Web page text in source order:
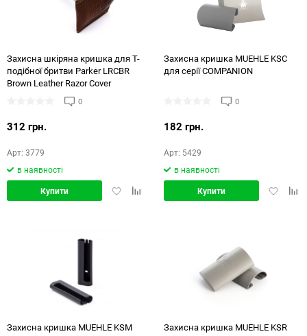
Захисна шкіряна кришка для Т-
подібної бритви Parker LRCBR
Brown Leather Razor Cover
0
312 грн.
Арт: 3779
в наявності
ДодатиДодати
Купити
Захисна кришка MUEHLE KSC
для серії COMPANION
0
182 грн.
Арт: 5429
в наявності
Додати
Купити
Захисна кришка MUEHLE KSM
Захисна кришка MUEHLE KSR